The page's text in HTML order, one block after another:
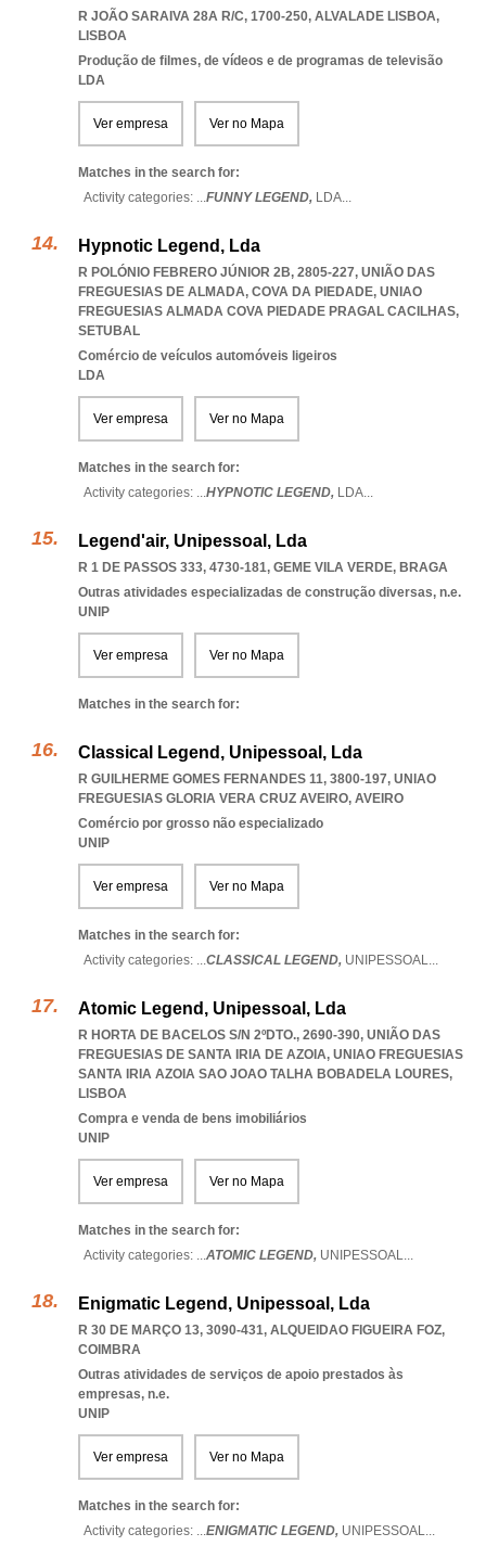
R JOÃO SARAIVA 28A R/C, 1700-250, ALVALADE LISBOA,
LISBOA
Produção de filmes, de vídeos e de programas de televisão
LDA
Ver empresa Ver no Mapa
Matches in the search for:
Activity categories: ...FUNNY LEGEND, LDA...
Hypnotic Legend, Lda
R POLÓNIO FEBRERO JÚNIOR 2B, 2805-227, UNIÃO DAS
FREGUESIAS DE ALMADA, COVA DA PIEDADE, UNIAO
FREGUESIAS ALMADA COVA PIEDADE PRAGAL CACILHAS,
SETUBAL
Comércio de veículos automóveis ligeiros
LDA
Ver empresa Ver no Mapa
Matches in the search for:
Activity categories: ...HYPNOTIC LEGEND, LDA...
Legend'air, Unipessoal, Lda
R 1 DE PASSOS 333, 4730-181, GEME VILA VERDE, BRAGA
Outras atividades especializadas de construção diversas, n.e.
UNIP
Ver empresa Ver no Mapa
Matches in the search for:
Classical Legend, Unipessoal, Lda
R GUILHERME GOMES FERNANDES 11, 3800-197, UNIAO
FREGUESIAS GLORIA VERA CRUZ AVEIRO, AVEIRO
Comércio por grosso não especializado
UNIP
Ver empresa Ver no Mapa
Matches in the search for:
Activity categories: ...CLASSICAL LEGEND, UNIPESSOAL...
Atomic Legend, Unipessoal, Lda
R HORTA DE BACELOS S/N 2ºDTO., 2690-390, UNIÃO DAS
FREGUESIAS DE SANTA IRIA DE AZOIA, UNIAO FREGUESIAS
SANTA IRIA AZOIA SAO JOAO TALHA BOBADELA LOURES,
LISBOA
Compra e venda de bens imobiliários
UNIP
Ver empresa Ver no Mapa
Matches in the search for:
Activity categories: ...ATOMIC LEGEND, UNIPESSOAL...
Enigmatic Legend, Unipessoal, Lda
R 30 DE MARÇO 13, 3090-431, ALQUEIDAO FIGUEIRA FOZ,
COIMBRA
Outras atividades de serviços de apoio prestados às
empresas, n.e.
UNIP
Ver empresa Ver no Mapa
Matches in the search for:
Activity categories: ...ENIGMATIC LEGEND, UNIPESSOAL...